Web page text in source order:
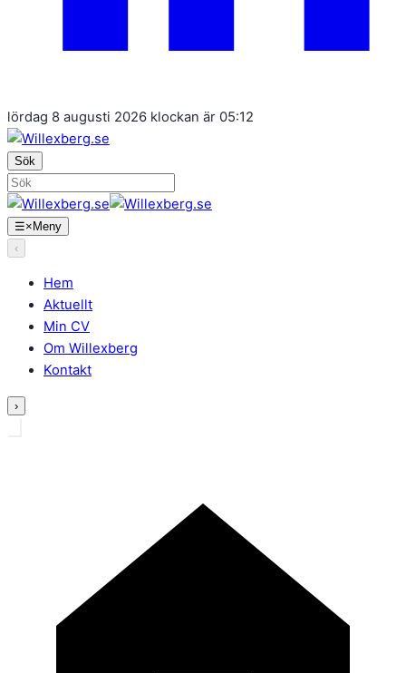
lördag 8 augusti 2026 klockan är 05:12
Sök
Sök
☰× Meny
‹
Hem
Aktuellt
Min CV
Om Willexberg
Kontakt
›